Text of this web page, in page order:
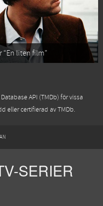
liten film”
API (TMDb) för vissa
eller certifierad av TMDb.
SERIER